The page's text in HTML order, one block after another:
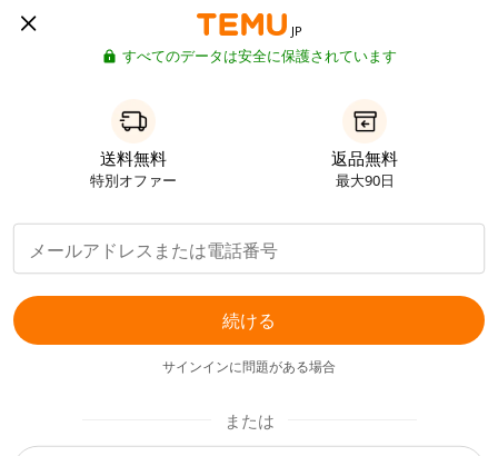
JP
すべてのデータは安全に保護されています
送料無料
特別オファー
返品無料
最大90日
続ける
サインインに問題がある場合
または